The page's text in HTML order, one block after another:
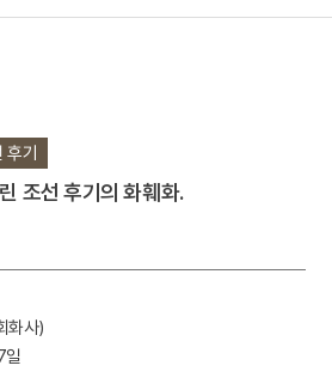
후기
조선 후기의 화훼화.
화사)
일